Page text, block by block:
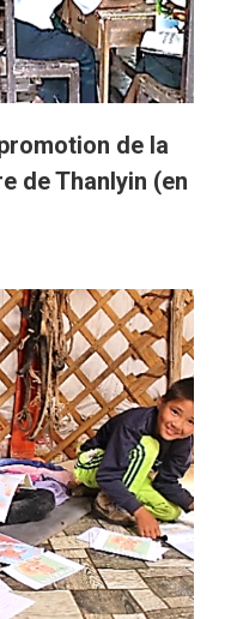
de la
de Thanlyin (en